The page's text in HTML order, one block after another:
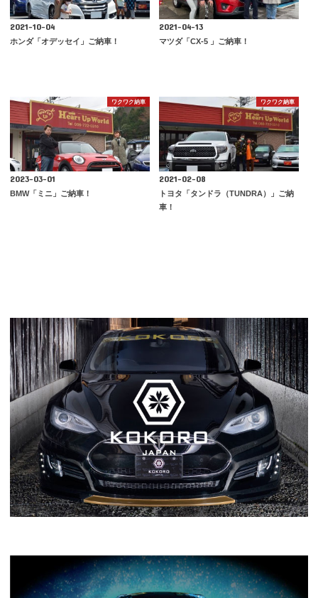
2021-10-04
ホンダ「オデッセイ」ご納車！
2021-04-13
マツダ「CX-5 」ご納車！
ワクワク納車
2023-03-01
BMW「ミニ」ご納車！
ワクワク納車
2021-02-08
トヨタ「タンドラ（TUNDRA）」ご納
車！